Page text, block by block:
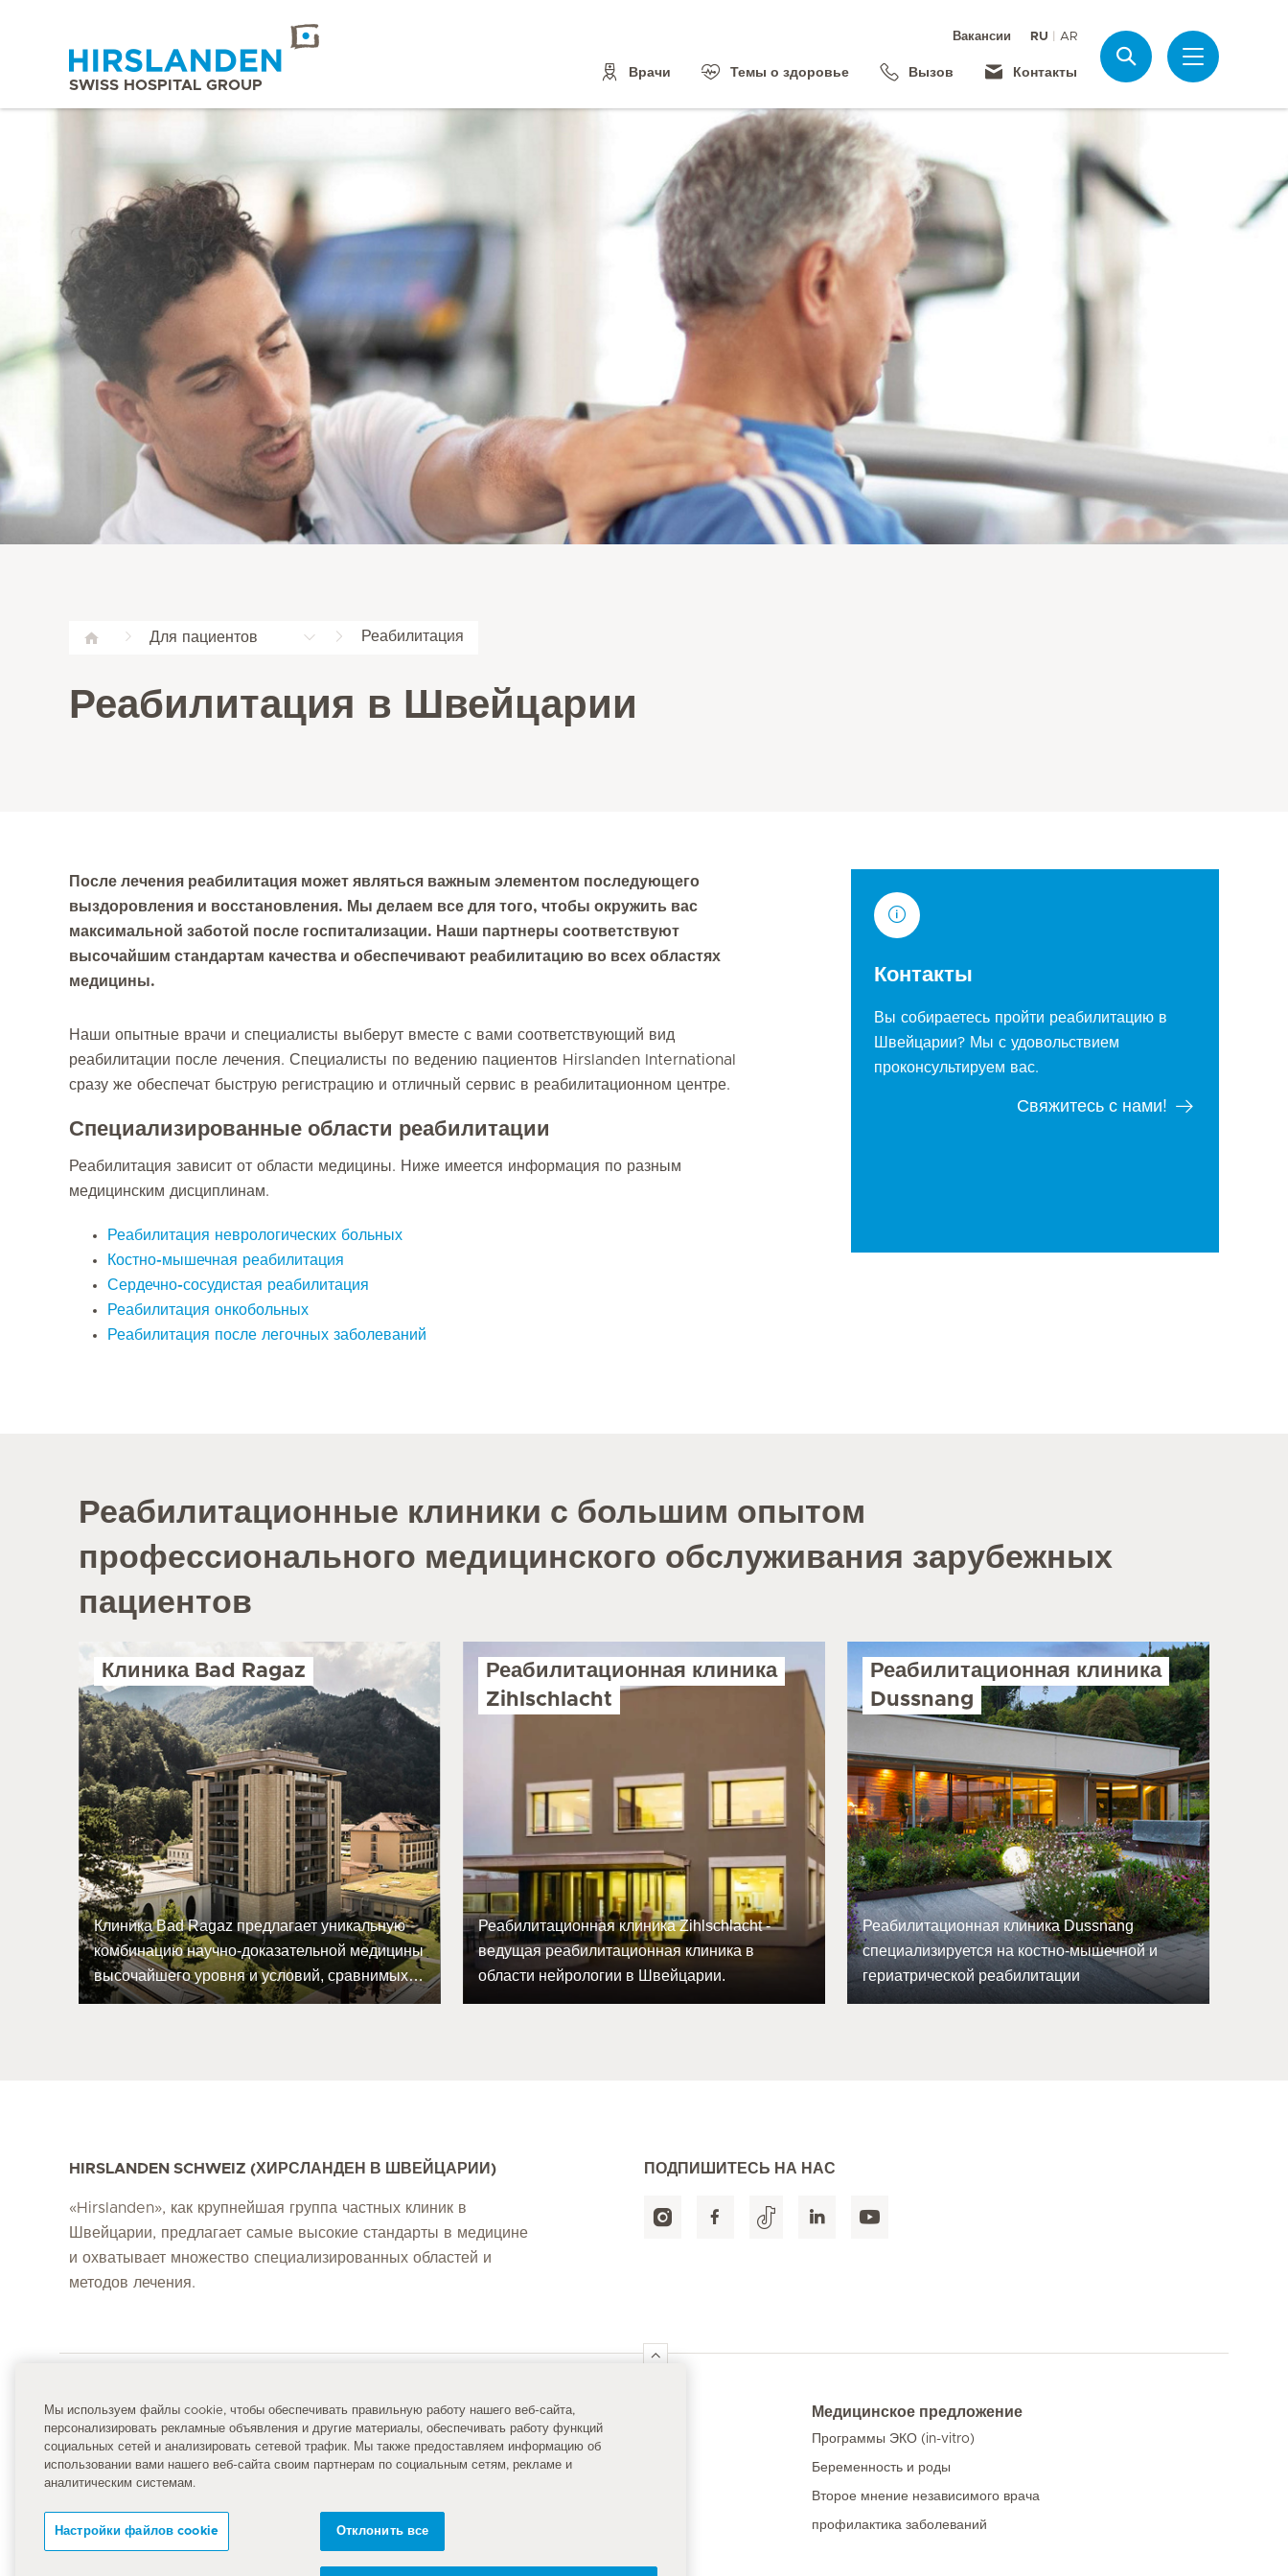
SWISS HOSPITAL GROUP
Вакансии RU AR
Врачи Темы о здоровье Вызов Контакты
Для пациентов Реабилитация
Реабилитация в Швейцарии
После лечения реабилитация может являться важным элементом последующего
выздоровления и восстановления. Мы делаем все для того, чтобы окружить вас
максимальной заботой после госпитализации. Наши партнеры соответствуют
высочайшим стандартам качества и обеспечивают реабилитацию во всех областях
медицины.
Наши опытные врачи и специалисты выберут вместе с вами соответствующий вид
реабилитации после лечения. Специалисты по ведению пациентов Hirslanden International
сразу же обеспечат быструю регистрацию и отличный сервис в реабилитационном центре.
Специализированные области реабилитации
Реабилитация зависит от области медицины. Ниже имеется информация по разным
медицинским дисциплинам.
Реабилитация неврологических больных
Костно-мышечная реабилитация
Сердечно-сосудистая реабилитация
Реабилитация онкобольных
Реабилитация после легочных заболеваний
Контакты
Вы собираетесь пройти реабилитацию в
Швейцарии? Мы с удовольствием
проконсультируем вас.
Свяжитесь с нами!
Реабилитационные клиники с большим опытом
профессионального медицинского обслуживания зарубежных
пациентов
Клиника Bad Ragaz
Клиника Bad Ragaz предлагает уникальную
комбинацию научно-доказательной медицины
высочайшего уровня и условий, сравнимых с
пятизвездочным отелем.
Реабилитационная клиника
Zihlschlacht
Реабилитационная клиника Zihlschlacht -
ведущая реабилитационная клиника в
области нейрологии в Швейцарии.
Реабилитационная клиника
Dussnang
Реабилитационная клиника Dussnang
специализируется на костно-мышечной и
гериатрической реабилитации
HIRSLANDEN SCHWEIZ (ХИРСЛАНДЕН В ШВЕЙЦАРИИ)
«Hirslanden», как крупнейшая группа частных клиник в
Швейцарии, предлагает самые высокие стандарты в медицине
и охватывает множество специализированных областей и
методов лечения.
ПОДПИШИТЕСЬ НА НАС
144
Quick Links
Медицинская инфраструктура
Клиники
Медицинское предложение
Программы ЭКО (in-vitro)
Беременность и роды
Второе мнение независимого врача
профилактика заболеваний
Мы используем файлы cookie, чтобы обеспечивать правильную работу нашего веб-сайта,
персонализировать рекламные объявления и другие материалы, обеспечивать работу функций
социальных сетей и анализировать сетевой трафик. Мы также предоставляем информацию об
использовании вами нашего веб-сайта своим партнерам по социальным сетям, рекламе и
аналитическим системам.
Настройки файлов cookie Отклонить все